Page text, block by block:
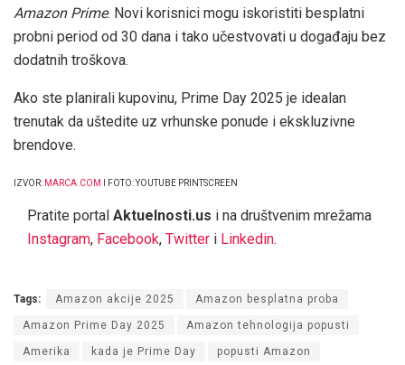
Amazon Prime. Novi korisnici mogu iskoristiti besplatni
probni period od 30 dana i tako učestvovati u događaju bez
dodatnih troškova.
Ako ste planirali kupovinu, Prime Day 2025 je idealan
trenutak da uštedite uz vrhunske ponude i ekskluzivne
brendove.
IZVOR: MARCA.COM I FOTO: YOUTUBE PRINTSCREEN
Pratite portal Aktuelnosti.us i na društvenim mrežama
Instagram, Facebook, Twitter i Linkedin.
Tags: Amazon akcije 2025 Amazon besplatna proba
Amazon Prime Day 2025 Amazon tehnologija popusti
Amerika kada je Prime Day popusti Amazon